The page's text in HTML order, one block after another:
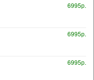
6995р.
6995р.
6995р.